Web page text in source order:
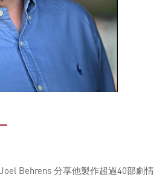
Behrens 分享他製作超過40部劇情